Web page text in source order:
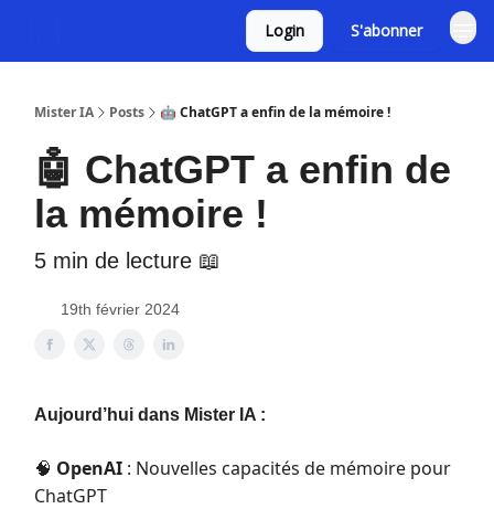
Login S'abonner
Mister IA Posts 🤖 ChatGPT a enfin de la mémoire !
🤖 ChatGPT a enfin de
la mémoire !
5 min de lecture 📖
19th février 2024
Aujourd’hui dans Mister IA :
🧠 OpenAI : Nouvelles capacités de mémoire pour
ChatGPT